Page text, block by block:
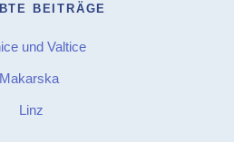
BEITRÄGE
und Valtice
Makarska
Linz